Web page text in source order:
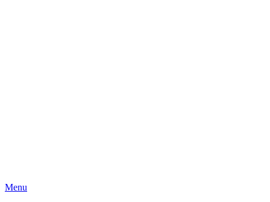
Menu